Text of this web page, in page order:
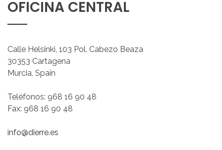
OFICINA CENTRAL
Calle Helsinki, 103 Pol. Cabezo Beaza
30353 Cartagena
Murcia, Spain
Teléfonos: 968 16 90 48
Fax: 968 16 90 48
info@dierre.es